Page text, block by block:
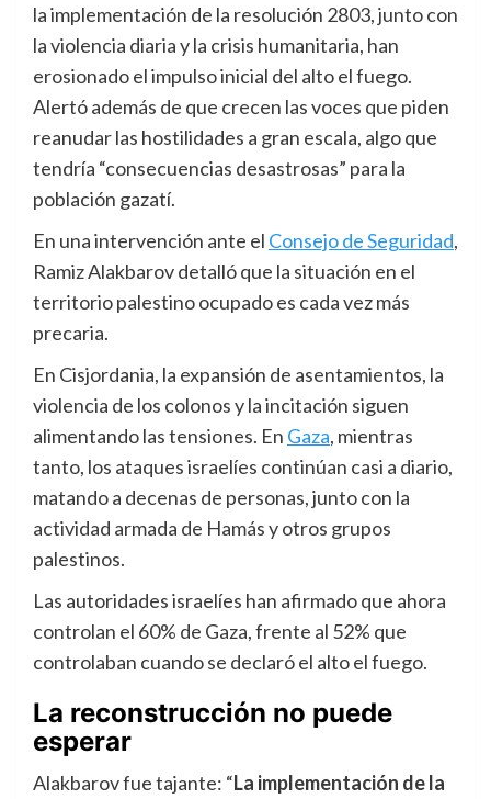
la implementación de la resolución 2803, junto con
la violencia diaria y la crisis humanitaria, han
erosionado el impulso inicial del alto el fuego.
Alertó además de que crecen las voces que piden
reanudar las hostilidades a gran escala, algo que
tendría “consecuencias desastrosas” para la
población gazatí.
En una intervención ante el Consejo de Seguridad,
Ramiz Alakbarov detalló que la situación en el
territorio palestino ocupado es cada vez más
precaria.
En Cisjordania, la expansión de asentamientos, la
violencia de los colonos y la incitación siguen
alimentando las tensiones. En Gaza, mientras
tanto, los ataques israelíes continúan casi a diario,
matando a decenas de personas, junto con la
actividad armada de Hamás y otros grupos
palestinos.
Las autoridades israelíes han afirmado que ahora
controlan el 60% de Gaza, frente al 52% que
controlaban cuando se declaró el alto el fuego.
La reconstrucción no puede
esperar
Alakbarov fue tajante: “La implementación de la